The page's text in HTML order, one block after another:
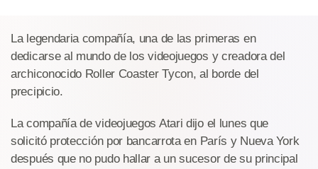
La legendaria compañía, una de las primeras en
dedicarse al mundo de los videojuegos y creadora del
archiconocido Roller Coaster Tycon, al borde del
precipicio.
La compañía de videojuegos Atari dijo el lunes que
solicitó protección por bancarrota en París y Nueva York
después que no pudo hallar a un sucesor de su principal